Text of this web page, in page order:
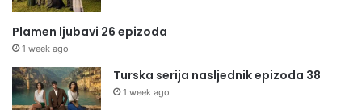
Plamen ljubavi 26 epizoda
1 week ago
Turska serija nasljednik epizoda 38
1 week ago